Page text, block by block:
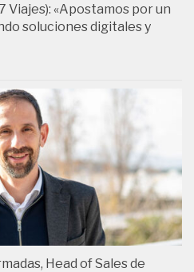
Viajes): «Apostamos por un
soluciones digitales y
Head of Sales de